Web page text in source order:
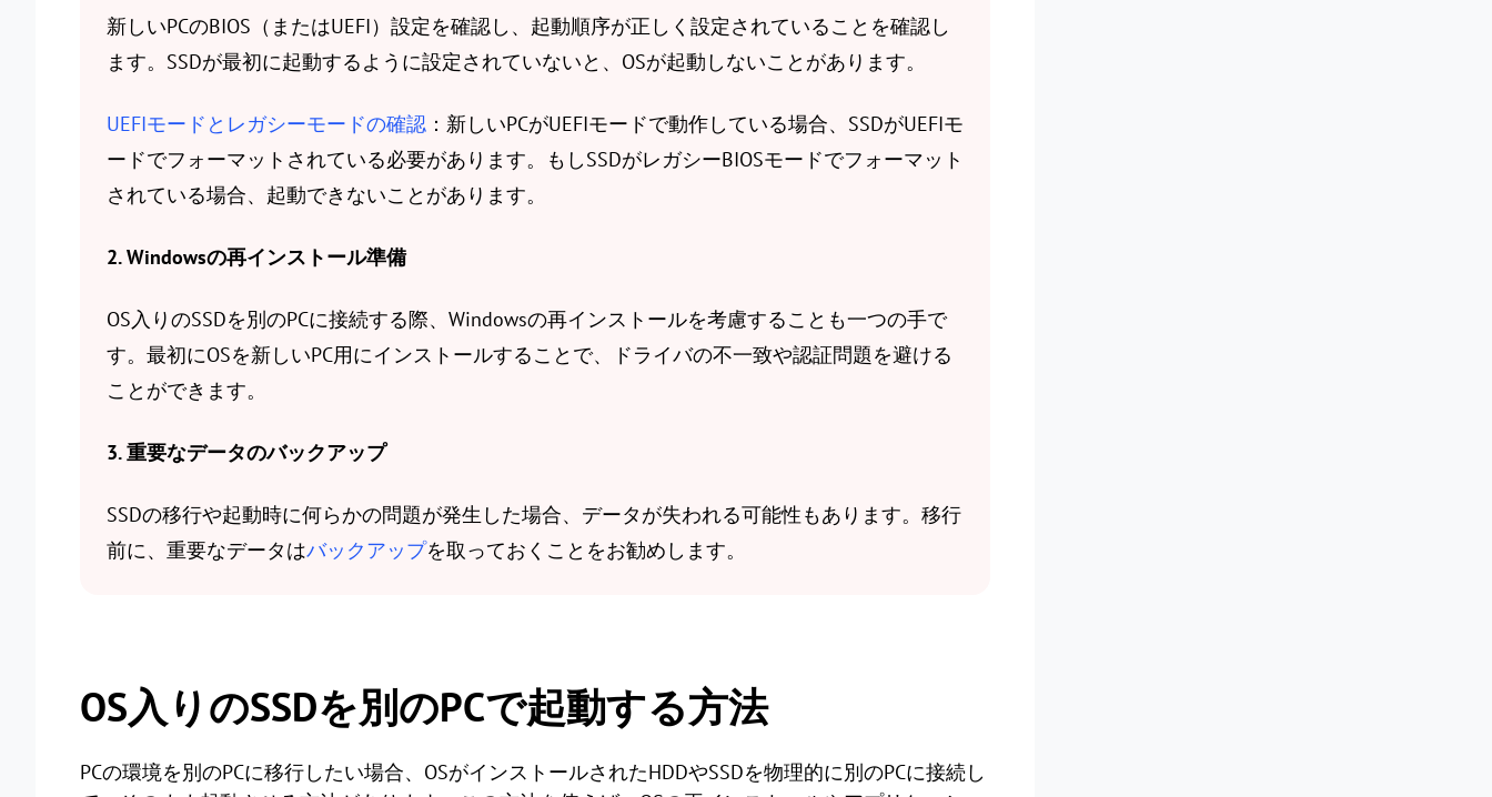
新しいPCのBIOS（またはUEFI）設定を確認し、起動順序が正しく設定されていることを確認し
ます。SSDが最初に起動するように設定されていないと、OSが起動しないことがあります。
UEFIモードとレガシーモードの確認 ：新しいPCがUEFIモードで動作している場合、SSDがUEFIモ
ードでフォーマットされている必要があります。もしSSDがレガシーBIOSモードでフォーマット
されている場合、起動できないことがあります。
2. Windowsの再インストール準備
OS入りのSSDを別のPCに接続する際、Windowsの再インストールを考慮することも一つの手で
す。最初にOSを新しいPC用にインストールすることで、ドライバの不一致や認証問題を避ける
ことができます。
3. 重要なデータのバックアップ
SSDの移行や起動時に何らかの問題が発生した場合、データが失われる可能性もあります。移行
前に、重要なデータはバックアップを取っておくことをお勧めします。
OS入りのSSDを別のPCで起動する方法
PCの環境を別のPCに移行したい場合、OSがインストールされたHDDやSSDを物理的に別のPCに接続し